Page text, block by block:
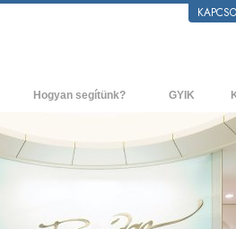
Hogyan segítünk? GYIK
Háttér és
Látogatás egy
A